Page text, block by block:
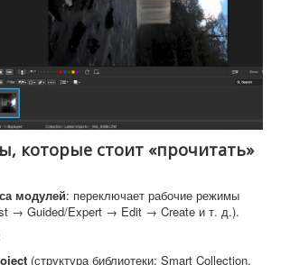
которые стоит «прочитать»
модулей: переключает рабочие режимы
→ Guided/Expert → Edit → Create и т. д.).
(структура библиотеки: Smart Collection,